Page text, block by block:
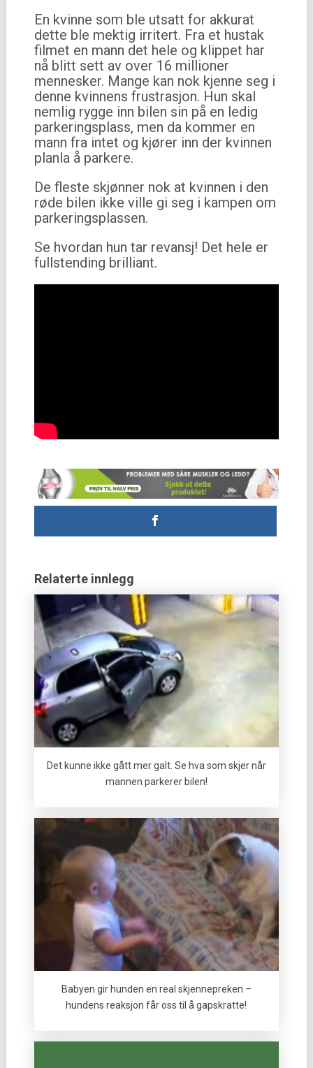
En kvinne som ble utsatt for akkurat
dette ble mektig irritert. Fra et hustak
filmet en mann det hele og klippet har
nå blitt sett av over 16 millioner
mennesker. Mange kan nok kjenne seg i
denne kvinnens frustrasjon. Hun skal
nemlig rygge inn bilen sin på en ledig
parkeringsplass, men da kommer en
mann fra intet og kjører inn der kvinnen
planla å parkere.
De fleste skjønner nok at kvinnen i den
røde bilen ikke ville gi seg i kampen om
parkeringsplassen.
Se hvordan hun tar revansj! Det hele er
fullstending brilliant.
Relaterte innlegg
Det kunne ikke gått mer galt. Se hva som skjer når
mannen parkerer bilen!
Babyen gir hunden en real skjennepreken –
hundens reaksjon får oss til å gapskratte!